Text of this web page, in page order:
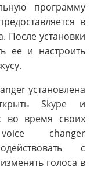
программу
в
После установки
ее и настроить
установлена
Skype и
во время своих
changer
с
голоса в